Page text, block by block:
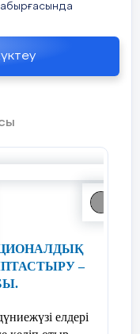
бойынша бір
табамыз
ұзындығы
және пішін
- өмір бойғы
білім”
–
елдері